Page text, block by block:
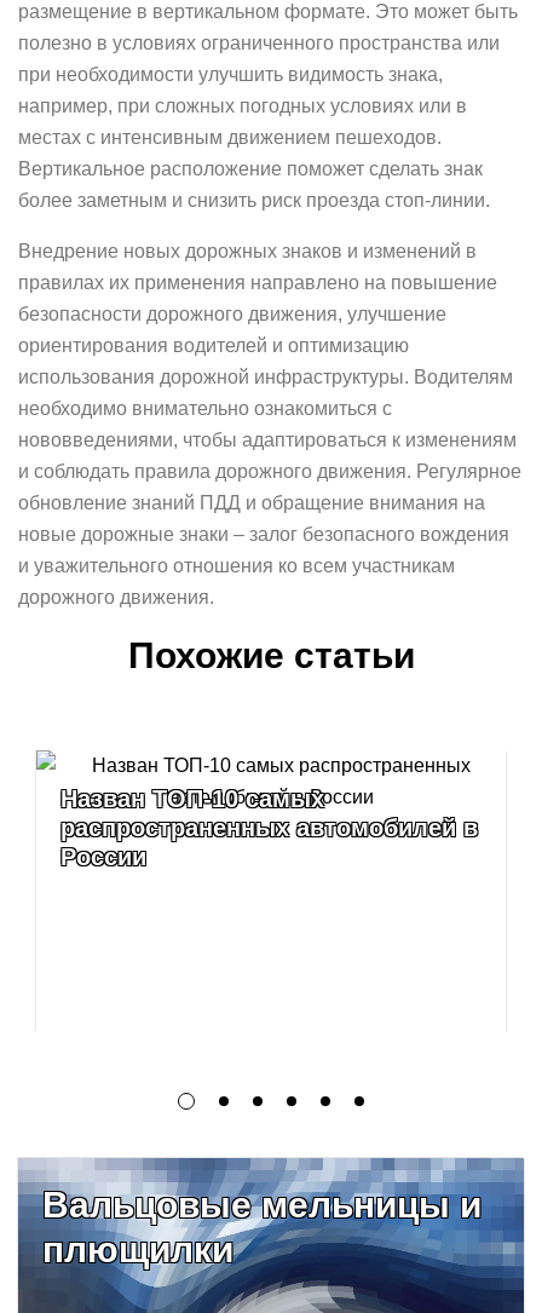
размещение в вертикальном формате. Это может быть
полезно в условиях ограниченного пространства или
при необходимости улучшить видимость знака,
например, при сложных погодных условиях или в
местах с интенсивным движением пешеходов.
Вертикальное расположение поможет сделать знак
более заметным и снизить риск проезда стоп-линии.
Внедрение новых дорожных знаков и изменений в
правилах их применения направлено на повышение
безопасности дорожного движения, улучшение
ориентирования водителей и оптимизацию
использования дорожной инфраструктуры. Водителям
необходимо внимательно ознакомиться с
нововведениями, чтобы адаптироваться к изменениям
и соблюдать правила дорожного движения. Регулярное
обновление знаний ПДД и обращение внимания на
новые дорожные знаки – залог безопасного вождения
и уважительного отношения ко всем участникам
дорожного движения.
Похожие статьи
Назван ТОП-10 самых
распространенных автомобилей в
России
Вальцовые мельницы и
плющилки